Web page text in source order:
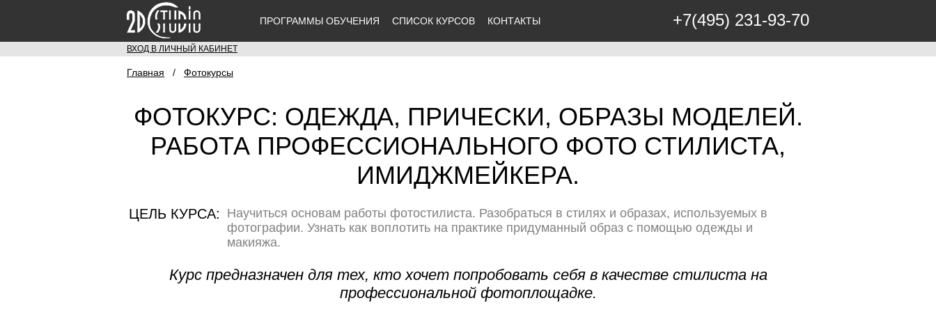
+7(495) 231-93-70
ПРОГРАММЫ ОБУЧЕНИЯ СПИСОК КУРСОВ КОНТАКТЫ
ВХОД В ЛИЧНЫЙ КАБИНЕТ
Главная / Фотокурсы
ФОТОКУРС: ОДЕЖДА, ПРИЧЕСКИ, ОБРАЗЫ МОДЕЛЕЙ.
РАБОТА ПРОФЕССИОНАЛЬНОГО ФОТО СТИЛИСТА,
ИМИДЖМЕЙКЕРА.
ЦЕЛЬ КУРСА:
Научиться основам работы фотостилиста. Разобраться в стилях и образах, используемых в
фотографии. Узнать как воплотить на практике придуманный образ с помощью одежды и
макияжа.
Курс предназначен для тех, кто хочет попробовать себя в качестве стилиста на
профессиональной фотоплощадке.